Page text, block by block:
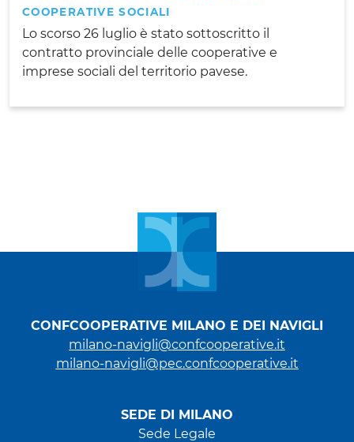
COOPERATIVE SOCIALI
Lo scorso 26 luglio è stato sottoscritto il
contratto provinciale delle cooperative e
imprese sociali del territorio pavese.
CONFCOOPERATIVE MILANO E DEI NAVIGLI
milano-navigli@confcooperative.it
milano-navigli@pec.confcooperative.it
SEDE DI MILANO
Sede Legale